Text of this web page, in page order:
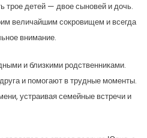
трое детей — двое сыновей и дочь.
величайшим сокровищем и всегда
внимание.
и близкими родственниками.
и помогают в трудные моменты.
устраивая семейные встречи и